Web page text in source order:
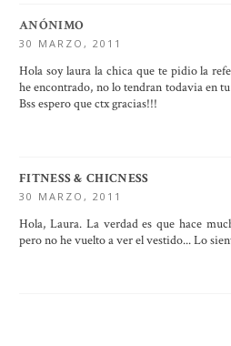
ANÓNIMO
30 MARZO, 2011
Hola soy laura la chica que te pidio la
he encontrado, no lo tendran todavia en
Bss espero que ctx gracias!!!
FITNESS & CHICNESS
30 MARZO, 2011
Hola, Laura. La verdad es que hace
pero no he vuelto a ver el vestido... Lo